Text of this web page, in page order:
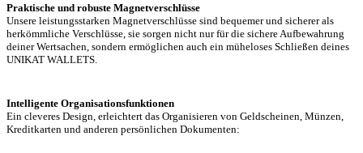
Praktische und robuste Magnetverschlüsse
Unsere leistungsstarken Magnetverschlüsse sind bequemer und sicherer als
herkömmliche Verschlüsse, sie sorgen nicht nur für die sichere Aufbewahrung
deiner Wertsachen, sondern ermöglichen auch ein müheloses Schließen deines
UNIKAT WALLETS.
Intelligente Organisationsfunktionen
Ein cleveres Design, erleichtert das Organisieren von Geldscheinen, Münzen,
Kreditkarten und anderen persönlichen Dokumenten: